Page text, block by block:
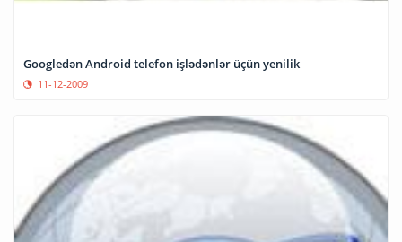
Googledən Android telefon işlədənlər üçün yenilik
11-12-2009